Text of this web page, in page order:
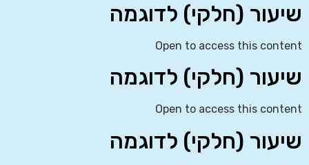
שיעור (חלקי) לדוגמה
Open to access this content
שיעור (חלקי) לדוגמה
Open to access this content
שיעור (חלקי) לדוגמה